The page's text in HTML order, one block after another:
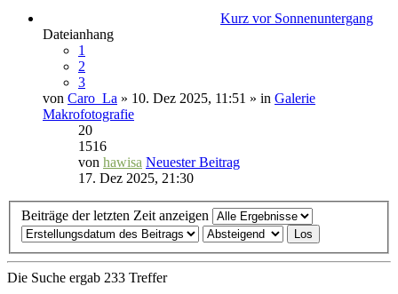
Kurz vor Sonnenuntergang
Dateianhang
1
2
3
von Caro_La » 10. Dez 2025, 11:51 » in Galerie
Makrofotografie
20
1516
von hawisa Neuester Beitrag
17. Dez 2025, 21:30
Beiträge der letzten Zeit anzeigen
Die Suche ergab 233 Treffer